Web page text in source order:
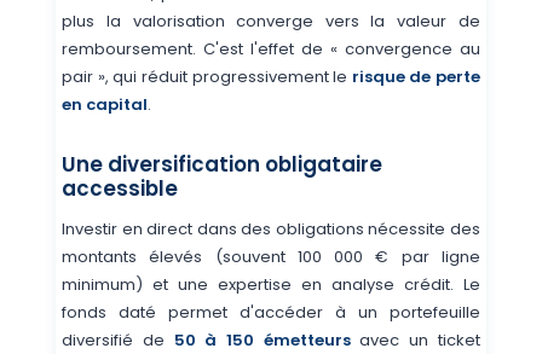
plus la valorisation converge vers la valeur de
remboursement. C'est l'effet de « convergence au
pair », qui réduit progressivement le risque de perte
en capital.
Une diversification obligataire
accessible
Investir en direct dans des obligations nécessite des
montants élevés (souvent 100 000 € par ligne
minimum) et une expertise en analyse crédit. Le
fonds daté permet d'accéder à un portefeuille
diversifié de 50 à 150 émetteursavec un ticket